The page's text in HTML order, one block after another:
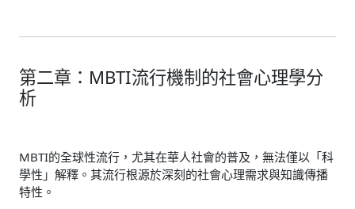
第二章：MBTI流行機制的社會心理學分
析
MBTI的全球性流行，尤其在華人社會的普及，無法僅以「科
學性」解釋。其流行根源於深刻的社會心理需求與知識傳播
特性。